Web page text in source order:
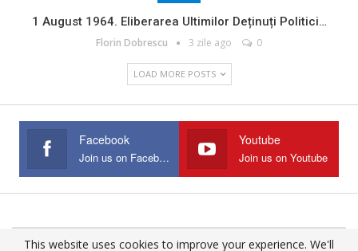
1 August 1964. Eliberarea Ultimilor Deținuți Politici…
Florin Dobrescu 3 zile ago 0
LOAD MORE POSTS
Facebook
Join us on Facebook
Youtube
Join us on Youtube
This website uses cookies to improve your experience. We'll